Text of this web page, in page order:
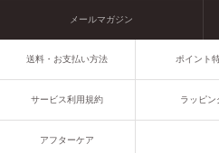
メールマガジン
送料・お支払い方法 ポイント
サービス利用規約 ラッピン
アフターケア